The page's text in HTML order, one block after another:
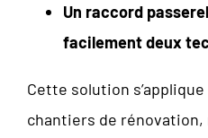
Un raccord
facilement deux
Cette solution
chantiers de rénovation,